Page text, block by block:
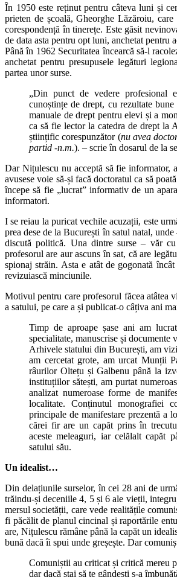
În 1950 este reținut pentru câteva luni și
prieten de școală, Gheorghe Lăzăroiu,
corespondență în tinerețe. Este găsit
de data asta pentru opt luni, anchetat
Până în 1962 Securitatea încearcă să-l
anchetat pentru presupusele legături
partea unor surse.
„Din punct de vedere profesional
cunoștințe de drept, cu rezultate
manuale de drept pentru elevi și a
ca să fie lector la catedra de drept la
științific corespunzător (nu avea
partid -n.m.). – scrie în dosarul de la
Dar Nițulescu nu acceptă să fie informator,
avusese voie să-și facă doctoratul ca să
începe să fie „lucrat” informativ de un
informatori.
I se reiau la puricat vechile acuzații, este
prea dese de la București în satul natal,
discută politică. Una dintre surse – văr
profesorul are aur ascuns în sat, că are
spionaj străin. Asta e atât de gogonată
revizuiască minciunile.
Motivul pentru care profesorul făcea atâtea
a satului, pe care a și publicat-o câțiva ani
Timp de aproape șase ani am
specialitate, manuscrise și
Arhivele statului din București, am
am cercetat grote, am urcat Munții
râurilor Oltețu și Galbenu până la
instituțiilor sătești, am purtat
analizat numeroase forme de
localitate. Conținutul monografiei
principale de manifestare prezentă a
cărei fir are un capăt prins în
aceste meleaguri, iar celălalt capăt
satului său.
Un idealist…
Din delațiunile surselor, în cei 28 ani de
trăindu-și deceniile 4, 5 și 6 ale vieții,
mersul societății, care vede realitățile
fi păcălit de planul cincinal și raportările
are, Nițulescu rămâne până la capăt un
bună dacă îi spui unde greșește. Dar
Comuniștii au criticat și critică mereu
dar dacă stai să te gândești s-a